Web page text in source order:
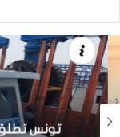
تونس تطلق